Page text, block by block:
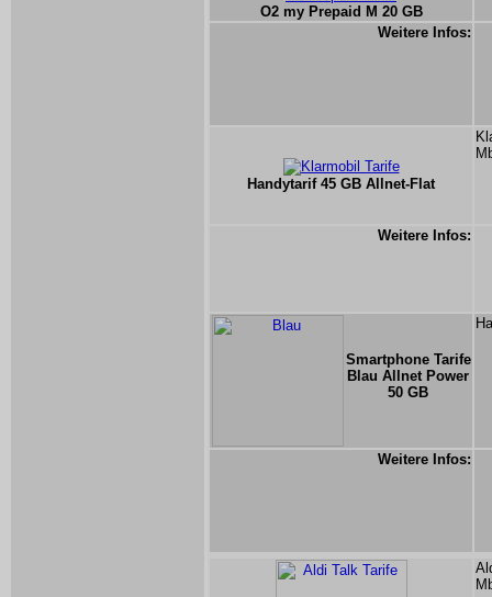
O2 my Prepaid M 20 GB
Weitere Infos:
Handytarif 45 GB Allnet-Flat
Weitere Infos:
Smartphone Tarife
Blau Allnet Power
50 GB
Weitere Infos: